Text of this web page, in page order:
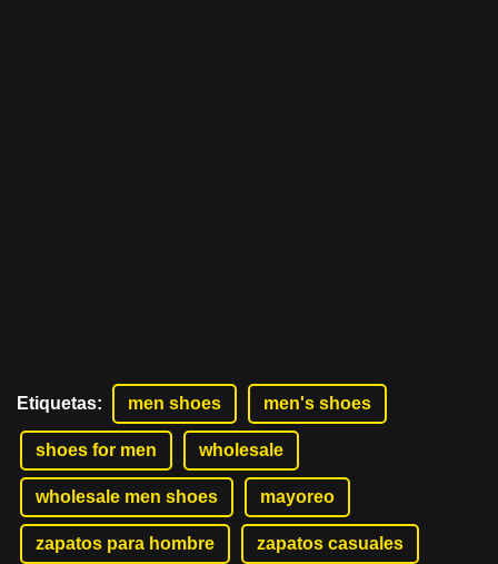
Etiquetas: men shoes men's shoes
shoes for men wholesale
wholesale men shoes mayoreo
zapatos para hombre zapatos casuales